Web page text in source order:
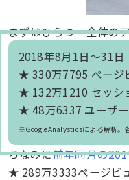
まずはひらつー全体の
2018年8月1日～31日
★ 330万7795 ページ
★ 132万1210 セッシ
★ 48万6337 ユーザー
※GoogleAnalysticsによる解析。
ちなみに前年同月の
★ 289万3333ページビ